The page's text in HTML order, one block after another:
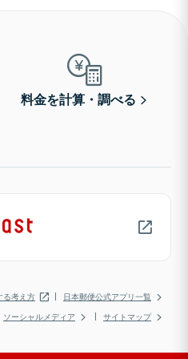
料金を計算・調べる
る考え方
日本郵便公式アプリ一覧
ソーシャルメディア
サイトマップ